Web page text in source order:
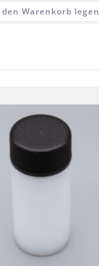
Warenkorb legen